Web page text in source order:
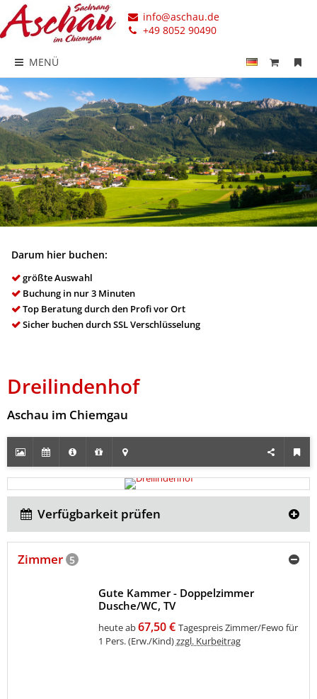
info@aschau.de
+49 8052 90490
MENÜ
Darum hier buchen:
größte Auswahl
Buchung in nur 3 Minuten
Top Beratung durch den Profi vor Ort
Sicher buchen durch SSL Verschlüsselung
Dreilindenhof
Aschau im Chiemgau
Verfügbarkeit prüfen
Zimmer 5
Gute Kammer - Doppelzimmer
Dusche/WC, TV
heute ab67,50 € Tagespreis Zimmer/Fewo für
1 Pers. (Erw./Kind)zzgl. Kurbeitrag